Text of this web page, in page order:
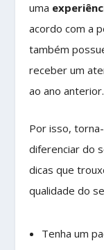
uma
acordo com a
também
receber um
ao ano anterior.
Por isso,
diferenciar do
dicas que
qualidade do
Tenha um